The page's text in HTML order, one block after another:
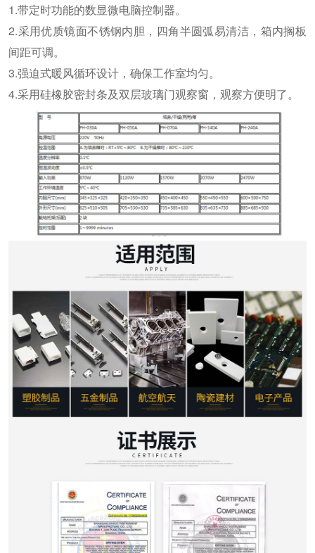
1.带定时功能的数显微电脑控制器。
2.采用优质镜面不锈钢内胆，四角半圆弧易清洁，箱内搁板
间距可调。
3.强迫式暖风循环设计，确保工作室均匀。
4.采用硅橡胶密封条及双层玻璃门观察窗，观察方便明了。